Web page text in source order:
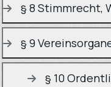
§ 8
§ 9
§ 10 Ordentliche und außerordentliche